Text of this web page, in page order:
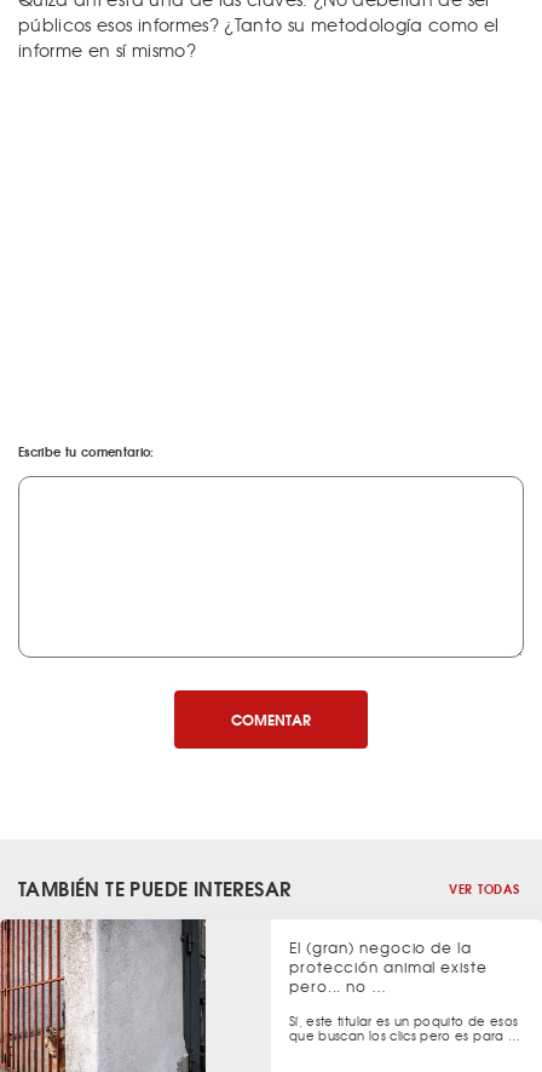
públicos esos informes? ¿Tanto su metodología como el
informe en sí mismo?
Escribe tu comentario:
COMENTAR
TAMBIÉN TE PUEDE INTERESAR VER TODAS
El (gran) negocio de la
protección animal existe
pero... no …
Sí, este titular es un poquito de esos
que buscan los clics pero es para …